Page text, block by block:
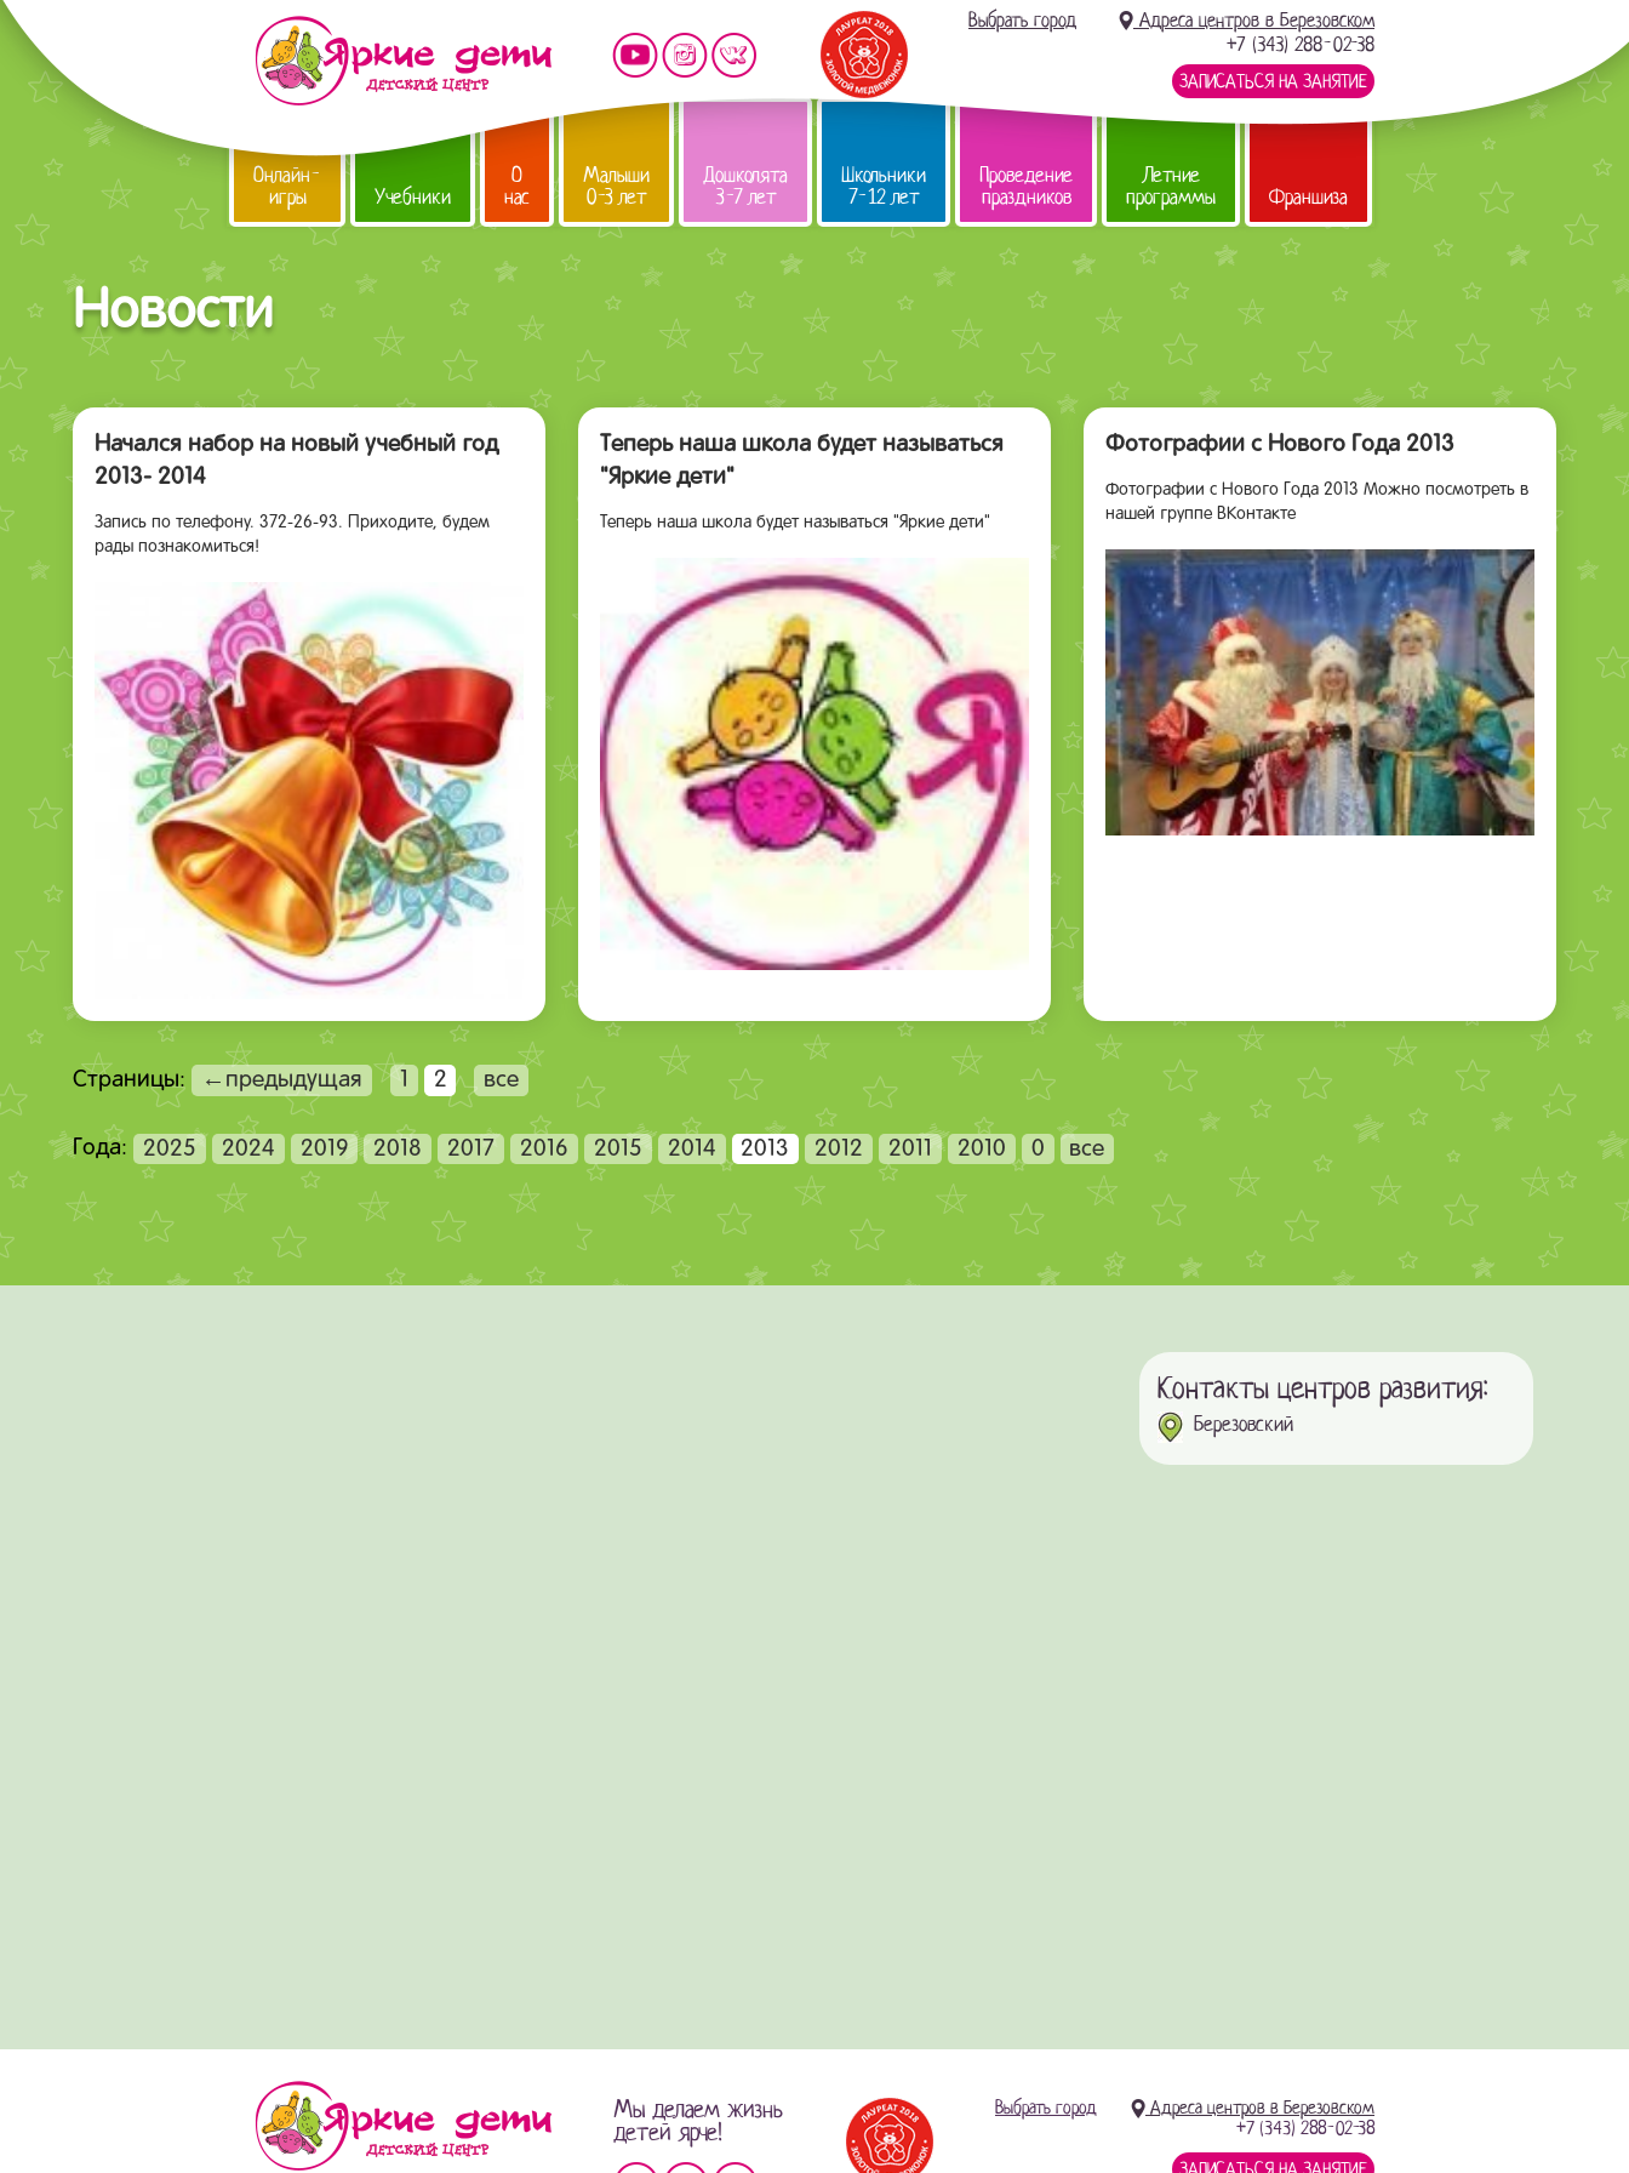
Выбрать город
Адреса центров в Березовском
+7 (343) 288-02-38
ЗАПИСАТЬСЯ НА ЗАНЯТИЕ
Онлайн-
игры Учебники
О
нас
Малыши
0-3 лет
Дошколята
3-7 лет
Школьники
7-12 лет
Проведение
праздников
Летние
программы Франшиза
Новости
Начался набор на новый учебный год
2013- 2014
Запись по телефону. 372-26-93. Приходите, будем
рады познакомиться!
Теперь наша школа будет называться
"Яркие дети"
Теперь наша школа будет называться "Яркие дети"
Фотографии с Нового Года 2013
Фотографии с Нового Года 2013 Можно посмотреть в
нашей группе ВКонтакте
Страницы: ←предыдущая 1 2 все
Года: 2025 2024 2019 2018 2017 2016 2015 2014 2013 2012 2011 2010 0 все
Контакты центров развития:
Березовский
Мы делаем жизнь
детей ярче!
Выбрать город
Адреса центров в Березовском
+7 (343) 288-02-38